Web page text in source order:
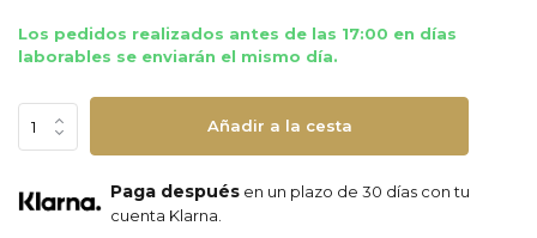
Los pedidos realizados antes de las 17:00 en días
laborables se enviarán el mismo día.
Añadir a la cesta
Paga después en un plazo de 30 días con tu
cuenta Klarna.